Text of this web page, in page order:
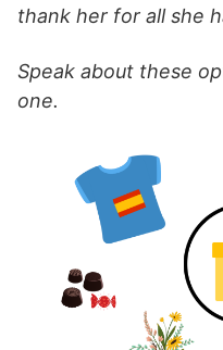
thank her for all she
Speak about these
one.